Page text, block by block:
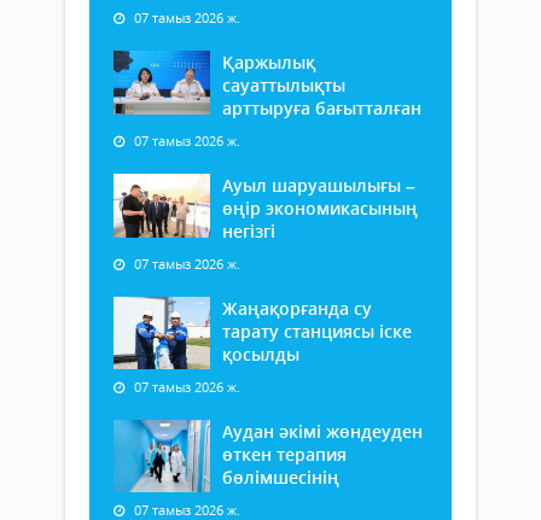
07 тамыз 2026 ж.
Қаржылық
сауаттылықты
арттыруға бағытталған
07 тамыз 2026 ж.
Ауыл шаруашылығы –
өңір экономикасының
негізгі
07 тамыз 2026 ж.
Жаңақорғанда су
тарату станциясы іске
қосылды
07 тамыз 2026 ж.
Аудан әкімі жөндеуден
өткен терапия
бөлімшесінің
07 тамыз 2026 ж.